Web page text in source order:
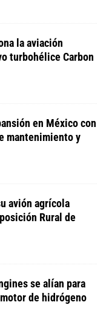
la aviación
turbohélice Carbon
en México con
mantenimiento y
avión agrícola
Rural de
se alían para
de hidrógeno